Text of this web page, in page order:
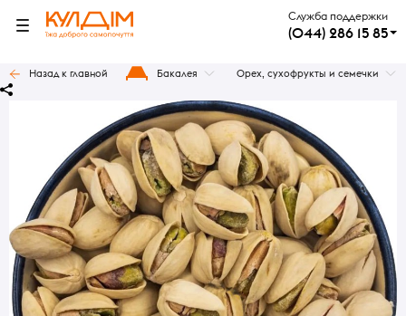
Служба поддержки
(044) 286 15 85
Назад к главной Бакалея Орех, сухофрукты и семечки